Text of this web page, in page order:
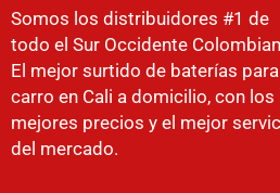
Somos los distribuidores #1 de
todo el Sur Occidente
El mejor surtido de baterías para
carro en Cali a domicilio, con los
mejores precios y el mejor
del mercado.